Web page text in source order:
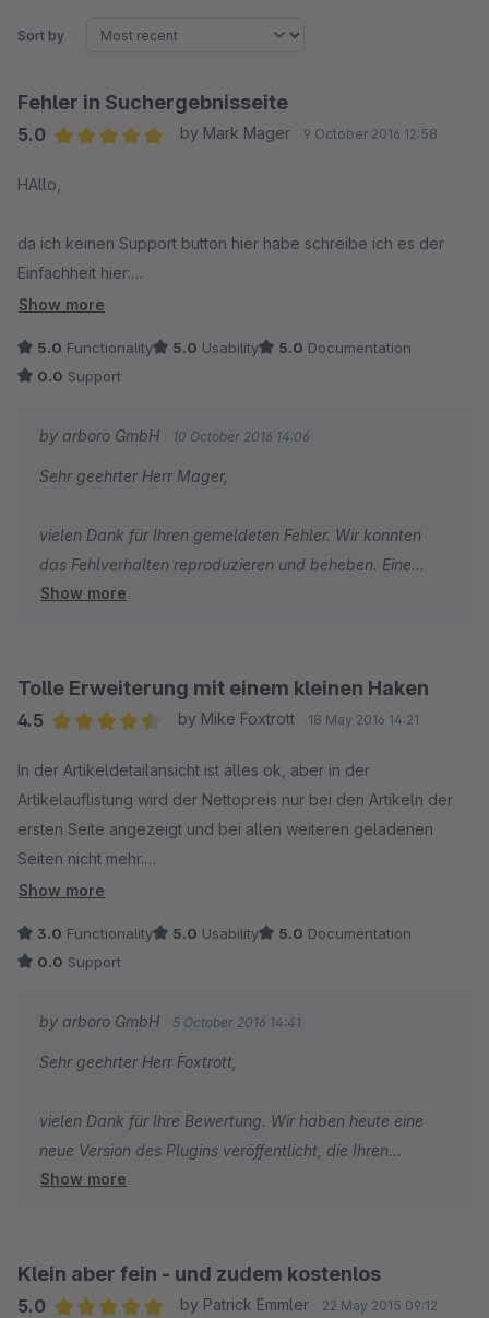
Sort by
Fehler in Suchergebnisseite
5.0
by Mark Mager 9 October 2016 12:58
HAllo,
da ich keinen Support button hier habe schreibe ich es der
Einfachheit hier:
aber es werden 0,00 Euro angezeigt bei jedem Artikel.
Show more
5.0 Functionality 5.0 Usability 5.0 Documentation
0.0 Support
by arboro GmbH 10 October 2016 14:06
Sehr geehrter Herr Mager,
vielen Dank für Ihren gemeldeten Fehler. Wir konnten
das Fehlverhalten reproduzieren und beheben. Eine
neue Version des Plugins (2.0.3) ist bereits veröffentlicht.
Ihr arboro.de Team
Show more
Tolle Erweiterung mit einem kleinen Haken
4.5
by Mike Foxtrott 18 May 2016 14:21
In der Artikeldetailansicht ist alles ok, aber in der
Artikelauflistung wird der Nettopreis nur bei den Artikeln der
ersten Seite angezeigt und bei allen weiteren geladenen
Seiten nicht mehr.
und hoffe, dass der kleine Makel auch noch vom Anbieter
behoben wird. Angesicht, dass das Plugin kostenlos ist, ist das
Show more
3.0 Functionality 5.0 Usability 5.0 Documentation
0.0 Support
by arboro GmbH 5 October 2016 14:41
Sehr geehrter Herr Foxtrott,
vielen Dank für Ihre Bewertung. Wir haben heute eine
neue Version des Plugins veröffentlicht, die Ihren
beschriebenen Fehler in der Artikelauflistung beheben
Zudem ist die Netto Anzeige nun auch in den Topsellern
und Neuen Produkten verfügbar.
Show more
Klein aber fein - und zudem kostenlos
5.0
by Patrick Emmler 22 May 2015 09:12